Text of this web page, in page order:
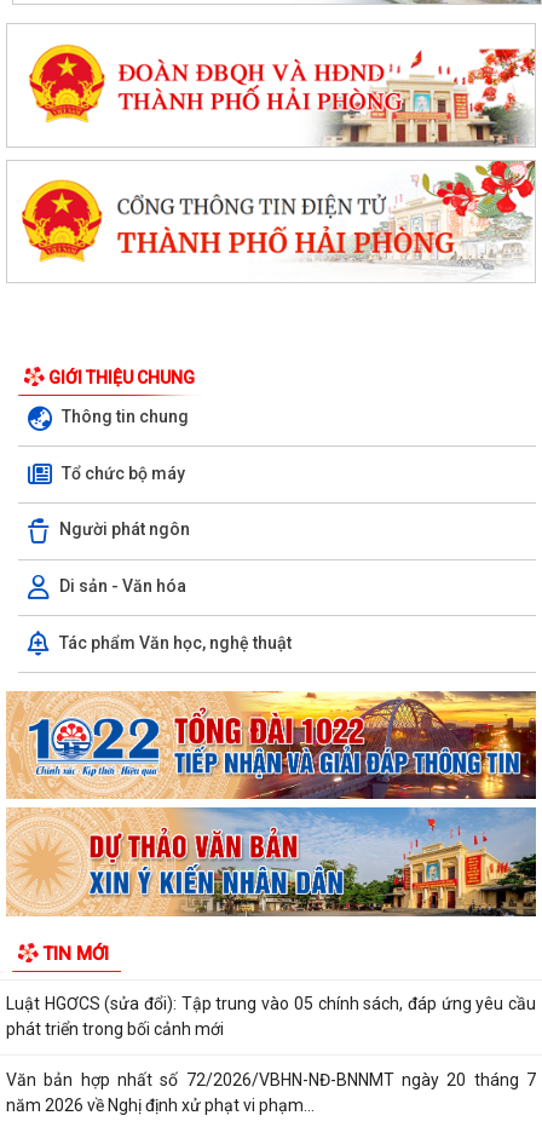
GIỚI THIỆU CHUNG
Thông tin chung
Tổ chức bộ máy
Người phát ngôn
Di sản - Văn hóa
Tác phẩm Văn học, nghệ thuật
TIN MỚI
phục vụ Dự án tuyến đường...
THÔNG BÁO THU HỒI ĐẤT ĐỂ THỰC HIỆN DỰ ÁN BỒI THƯỜNG, HỖ
TRỢ, GIẢI PHÓNG MẶT BẰNG, PHỤC VỤ DỰ ÁN...
PHƯỜNG LÊ ĐẠI HÀNH TỔ CHỨC HỘI NGHỊ TRIỂN KHAI THÔNG TIN VỀ
CÔNG TÁC GIẢI PHÓNG MẶT BẰNG DỰ ÁN...
PHƯỜNG LÊ ĐẠI HÀNH TỔ CHỨC LỄ CẦU SIÊU TRI ÂN CÁC ANH HÙNG
LIỆT SĨ
ĐỂ PHÒNG TRÁNH
Luật HGƠCS (sửa đổi): Tập trung vào 05 chính sách, đáp ứng yêu cầu
phát triển trong bối cảnh mới
Văn bản hợp nhất số 72/2026/VBHN-NĐ-BNNMT ngày 20 tháng 7
năm 2026 về Nghị định xử phạt vi phạm...